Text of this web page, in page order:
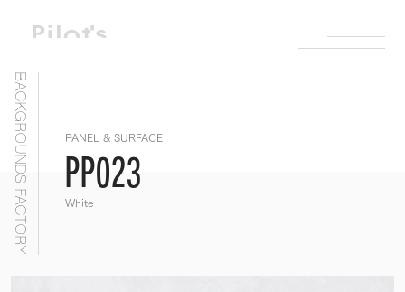
BACKGROUNDS FACTORY PANEL & SURFACE
PP023
White